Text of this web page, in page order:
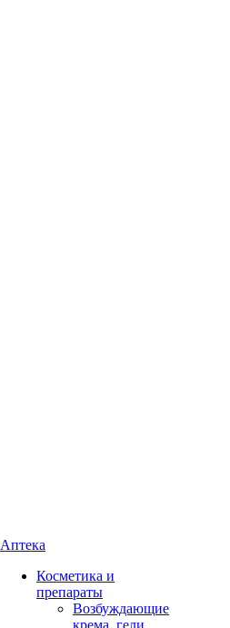
Аптека
Косметика и
препараты
Возбуждающие
крема, гели